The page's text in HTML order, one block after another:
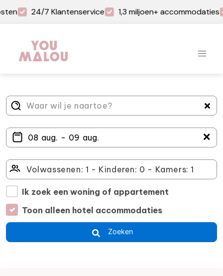
24/7 Klantenservice 1,3 miljoen+ accommodaties
＋
Ik zoek een woning of appartement
Toon alleen hotel accommodaties
Zoeken